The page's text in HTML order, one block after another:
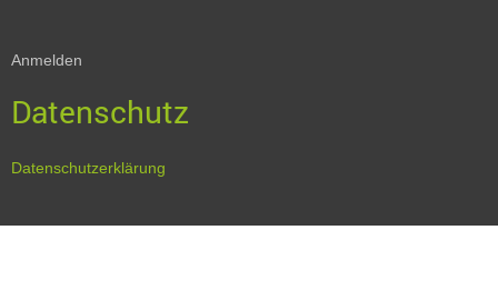
Anmelden
Datenschutz
Datenschutzerklärung